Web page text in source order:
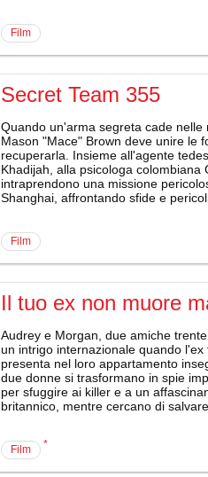
film
Secret Team 355
Quando un'arma segreta cade
Mason "Mace" Brown deve unire le
recuperarla. Insieme all'agente
Khadijah, alla psicologa colombiana
intraprendono una missione
Shanghai, affrontando sfide e
film
Il tuo ex non muore
Audrey e Morgan, due amiche
un intrigo internazionale quando
presenta nel loro appartamento
due donne si trasformano in spie
per sfuggire ai killer e a un
britannico, mentre cercano di
film *